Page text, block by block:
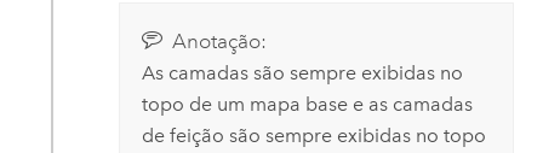
Anotação:
As camadas são sempre exibidas no
topo de um mapa base e as camadas
de feição são sempre exibidas no topo